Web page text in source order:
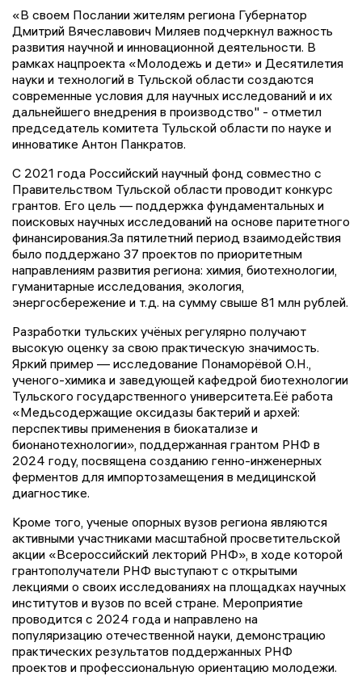
«В своем Послании жителям региона Губернатор
Дмитрий Вячеславович Миляев подчеркнул важность
развития научной и инновационной деятельности. В
рамках нацпроекта «Молодежь и дети» и Десятилетия
науки и технологий в Тульской области создаются
современные условия для научных исследований и их
дальнейшего внедрения в производство" - отметил
председатель комитета Тульской области по науке и
инноватике Антон Панкратов.
С 2021 года Российский научный фонд совместно с
Правительством Тульской области проводит конкурс
грантов. Его цель — поддержка фундаментальных и
поисковых научных исследований на основе паритетного
финансирования.За пятилетний период взаимодействия
было поддержано 37 проектов по приоритетным
направлениям развития региона: химия, биотехнологии,
гуманитарные исследования, экология,
энергосбережение и т.д. на сумму свыше 81 млн рублей.
Разработки тульских учёных регулярно получают
высокую оценку за свою практическую значимость.
Яркий пример — исследование Понаморёвой О.Н.,
ученого-химика и заведующей кафедрой биотехнологии
Тульского государственного университета.Её работа
«Медьсодержащие оксидазы бактерий и архей:
перспективы применения в биокатализе и
бионанотехнологии», поддержанная грантом РНФ в
2024 году, посвящена созданию генно-инженерных
ферментов для импортозамещения в медицинской
диагностике.
Кроме того, ученые опорных вузов региона являются
активными участниками масштабной просветительской
акции «Всероссийский лекторий РНФ», в ходе которой
грантополучатели РНФ выступают с открытыми
лекциями о своих исследованиях на площадках научных
институтов и вузов по всей стране. Мероприятие
проводится с 2024 года и направлено на
популяризацию отечественной науки, демонстрацию
практических результатов поддержанных РНФ
проектов и профессиональную ориентацию молодежи.